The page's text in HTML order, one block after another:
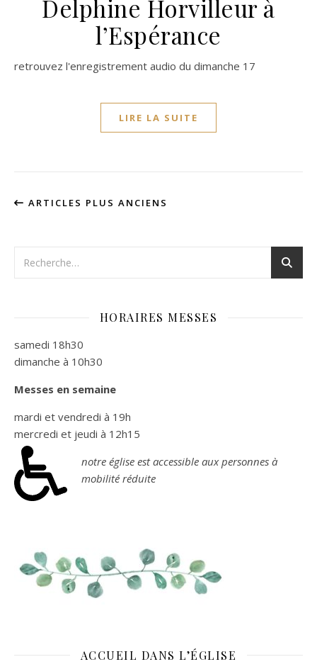
Delphine Horvilleur à
l’Espérance
retrouvez l'enregistrement audio du dimanche 17
LIRE LA SUITE
ARTICLES PLUS ANCIENS
HORAIRES MESSES
samedi 18h30
dimanche à 10h30
Messes en semaine
mardi et vendredi à 19h
mercredi et jeudi à 12h15
notre église est accessible aux personnes à
mobilité réduite
ACCUEIL DANS L’ÉGLISE